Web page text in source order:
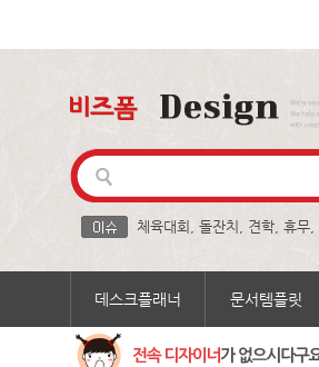
체육대회 돌잔치 견학, 휴무,
데스크플래너 문서템플릿